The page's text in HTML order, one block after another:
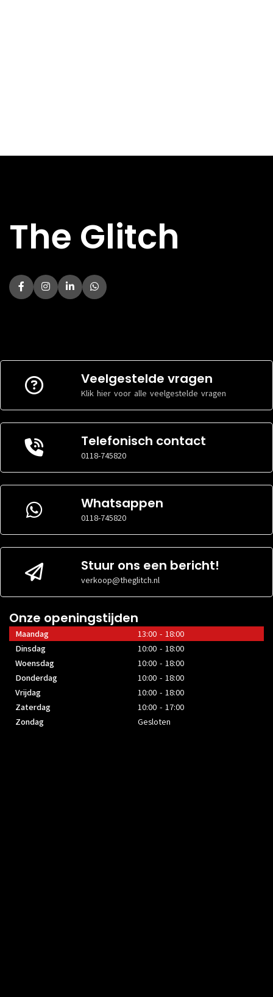
The Glitch
Veelgestelde vragen
Klik hier voor alle veelgestelde vragen
Telefonisch contact
0118-745820
Whatsappen
0118-745820
Stuur ons een bericht!
verkoop@theglitch.nl
Onze openingstijden
Maandag
13:00 - 18:00
Dinsdag
10:00 - 18:00
Woensdag
10:00 - 18:00
Donderdag
10:00 - 18:00
Vrijdag
10:00 - 18:00
Zaterdag
10:00 - 17:00
Zondag
Gesloten